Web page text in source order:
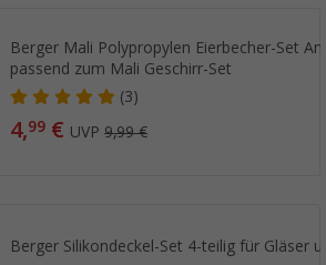
Berger Mali Polypropylen Eierbecher-Set
passend zum Mali Geschirr-Set
(3)
4,99 € UVP9,99 €
Berger Silikondeckel-Set 4-teilig für Gläser